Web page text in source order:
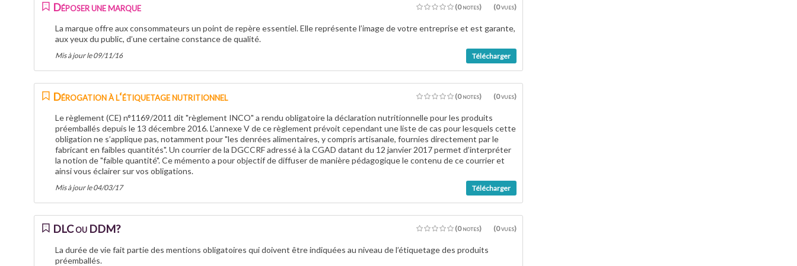
Déposer une marque (0 vues)
(0 notes)
La marque offre aux consommateurs un point de repère essentiel. Elle représente l’image de votre entreprise et est garante,
aux yeux du public, d’une certaine constance de qualité.
Télécharger
Mis à jour le 09/11/16
Dérogation à l‘étiquetage nutritionnel (0 vues)
(0 notes)
Le règlement (CE) n°1169/2011 dit "règlement INCO" a rendu obligatoire la déclaration nutritionnelle pour les produits
préemballés depuis le 13 décembre 2016. L’annexe V de ce règlement prévoit cependant une liste de cas pour lesquels cette
obligation ne s’applique pas, notamment pour "les denrées alimentaires, y compris artisanale, fournies directement par le
fabricant en faibles quantités". Un courrier de la DGCCRF adressé à la CGAD datant du 12 janvier 2017 permet d’interpréter
la notion de "faible quantité". Ce mémento a pour objectif de diffuser de manière pédagogique le contenu de ce courrier et
ainsi vous éclairer sur vos obligations.
Télécharger
Mis à jour le 04/03/17
DLC ou DDM? (0 vues)
(0 notes)
La durée de vie fait partie des mentions obligatoires qui doivent être indiquées au niveau de l’étiquetage des produits
préemballés.